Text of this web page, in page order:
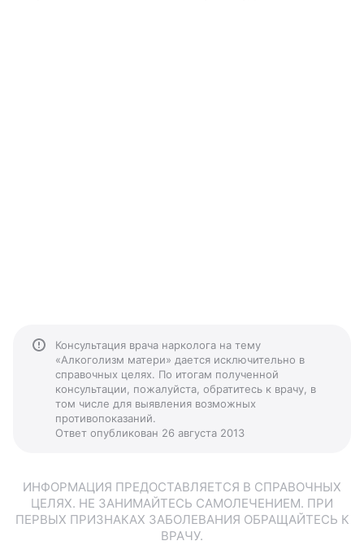
Консультация врача нарколога на тему
«Алкоголизм матери» дается исключительно в
справочных целях. По итогам полученной
консультации, пожалуйста, обратитесь к врачу, в
том числе для выявления возможных
противопоказаний.
Ответ опубликован 26 августа 2013
ИНФОРМАЦИЯ ПРЕДОСТАВЛЯЕТСЯ В СПРАВОЧНЫХ
ЦЕЛЯХ. НЕ ЗАНИМАЙТЕСЬ САМОЛЕЧЕНИЕМ. ПРИ
ПЕРВЫХ ПРИЗНАКАХ ЗАБОЛЕВАНИЯ ОБРАЩАЙТЕСЬ К
ВРАЧУ.